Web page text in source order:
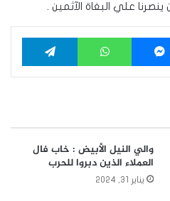
علي البغاة الآثمين .
ماسنجر واتساب
والي النيل الأبيض : خاب فال
العملاء الذين دبروا للحرب
يناير 31, 2024